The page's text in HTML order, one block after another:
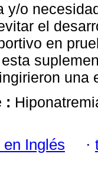
y/o
el
en
una
:
Inglés ·